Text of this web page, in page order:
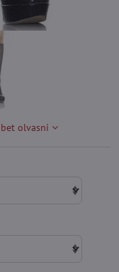
olvasni